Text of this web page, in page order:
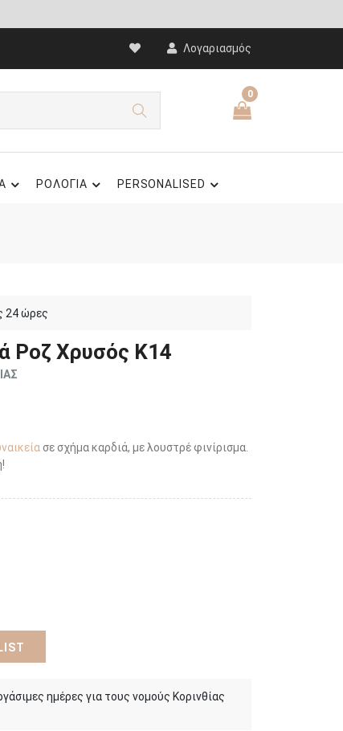
Λογαριασμός
0
ΡΟΛΟΓΙΑ PERSONALISED
24 ώρες
Ροζ Χρυσός Κ14
σε σχήμα καρδιά, με λουστρέ φινίρισμα.
ημέρες για τους νομούς Κορινθίας